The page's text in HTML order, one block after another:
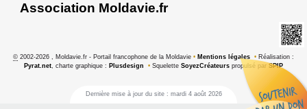
Association Moldavie.fr
© 2002-2026 , Moldavie.fr - Portail francophone de la Moldavie • Mentions légales • Réalisation :
Pyrat.net, charte graphique : Plusdesign • Squelette SoyezCréateurs propulsé par SPIP
Dernière mise à jour du site : mardi 4 août 2026